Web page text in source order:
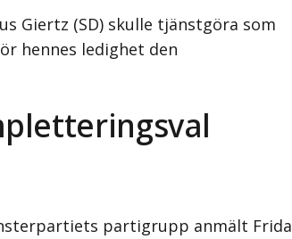
Giertz (SD) skulle tjänstgöra som
hennes ledighet den
partigrupp anmält Frida